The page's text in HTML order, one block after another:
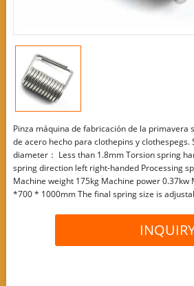
Pinza máquina de fabricación de la primavera
de acero hecho para clothepins y clothespegs.
diameter： Less than 1.8mm Torsion spring
spring direction left right-handed Processing
Machine weight 175kg Machine power 0.37kw
*700 * 1000mm The final spring size is